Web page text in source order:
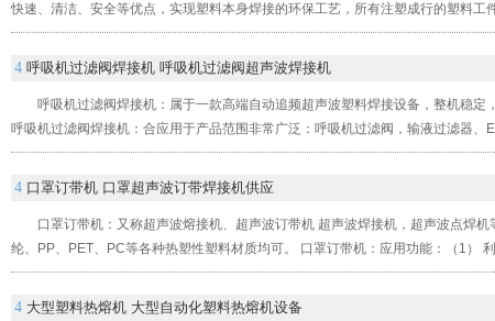
快速、清洁、安全等优点，实现塑料本身焊接的环保工艺，所有注塑成行的塑料工
4 呼吸机过滤阀焊接机 呼吸机过滤阀超声波焊接机
呼吸机过滤阀焊接机：属于一款高端自动追频超声波塑料焊接设备，整机稳定
呼吸机过滤阀焊接机：合应用于产品范围非常广泛：呼吸机过滤阀，输液过滤器、
4 口罩订带机 口罩超声波订带焊接机供应
口罩订带机：又称超声波熔接机、超声波订带机 超声波焊接机，超声波点焊
纶、PP、PET、PC等各种热塑性塑料材质均可。 口罩订带机：应用功能：（1）
4 大型塑料热熔机 大型自动化塑料热熔机设备